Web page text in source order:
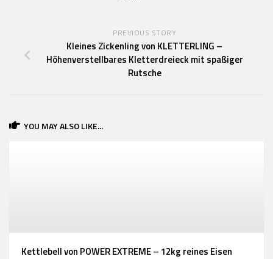
PREVIOUS STORY
Kleines Zickenling von KLETTERLING –
Höhenverstellbares Kletterdreieck mit spaßiger
Rutsche
YOU MAY ALSO LIKE...
Kettlebell von POWER EXTREME – 12kg reines Eisen